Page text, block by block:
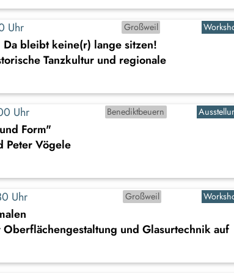
Uhr Großweil
Da bleibt keine(r) lange sitzen!
Tanzkultur und regionale
Uhr Benediktbeuern
Form"
Peter Vögele
Uhr Großweil
und Glasurtechnik auf